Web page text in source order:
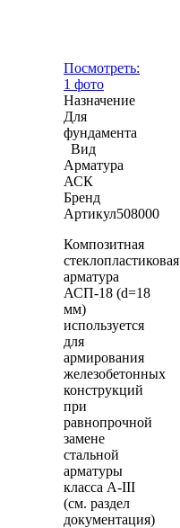
Посмотреть:
1 фото
Назначение
Для
фундамента
Вид
Арматура
АСК
Бренд
Артикул508000
Композитная
стеклопластиковая
арматура
АСП-18 (d=18
мм)
используется
для
армирования
железобетонных
конструкций
при
равнопрочной
замене
стальной
арматуры
класса A-III
(см. раздел
документация)